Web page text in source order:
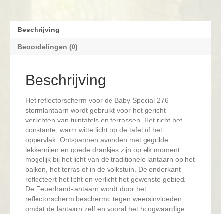
Beschrijving
Beoordelingen (0)
Beschrijving
Het reflectorscherm voor de Baby Special 276
stormlantaarn wordt gebruikt voor het gericht
verlichten van tuintafels en terrassen. Het richt het
constante, warm witte licht op de tafel of het
oppervlak. Ontspannen avonden met gegrilde
lekkernijen en goede drankjes zijn op elk moment
mogelijk bij het licht van de traditionele lantaarn op het
balkon, het terras of in de volkstuin. De onderkant
reflecteert het licht en verlicht het gewenste gebied.
De Feuerhand-lantaarn wordt door het
reflectorscherm beschermd tegen weersinvloeden,
omdat de lantaarn zelf en vooral het hoogwaardige